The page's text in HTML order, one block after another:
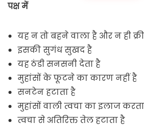
पक्ष में
यह न तो बहने वाला है और न ही
इसकी सुगंध सुखद है
यह ठंडी सनसनी देता है
मुहांसों के फूटने का कारण नहीं है
सनटेन हटाता है
मुहांसों वाली त्वचा का इलाज
त्वचा से अतिरिक्त तेल हटाता है